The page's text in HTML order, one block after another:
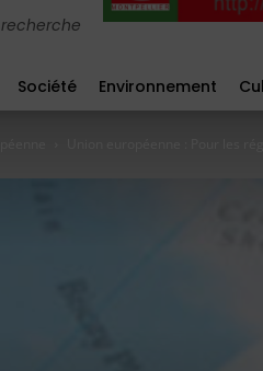
recherche
Société Environnement